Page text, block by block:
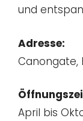
und
Adresse:
Canongate,
April bis